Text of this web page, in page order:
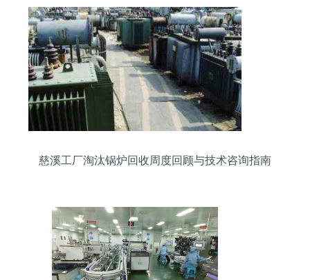
慈溪工厂淘汰锅炉回收周度回顾与技术咨询指南